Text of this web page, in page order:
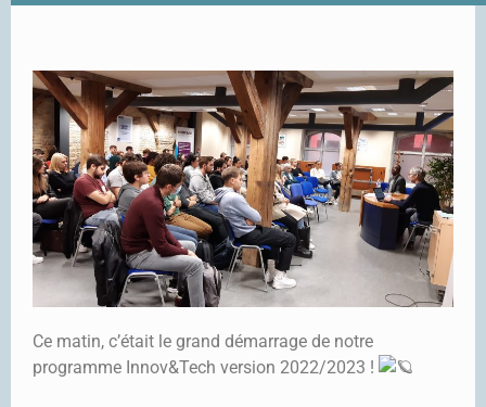
Ce matin, c’était le grand démarrage de notre
programme Innov&Tech version 2022/2023 !